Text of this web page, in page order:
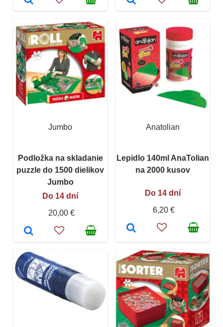
Jumbo
Podložka na skladanie
puzzle do 1500 dielikov
Jumbo
Do 14 dní
20,00 €
Anatolian
Lepidlo 140ml AnaTolian
na 2000 kusov
Do 14 dní
6,20 €